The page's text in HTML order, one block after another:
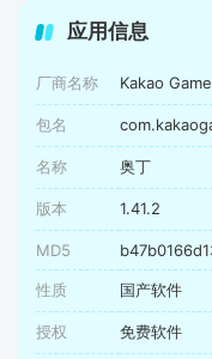
应用信息
厂商名称 Kakao
包名
名称 奥丁
版本 1.41.2
MD5
性质 国产软件
授权 免费软件